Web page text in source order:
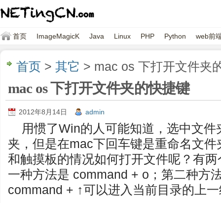
首页 ImageMagicK Java Linux PHP Python web前
首页 > 其它 > mac os 下打开文件夹
mac os 下打开文件夹的快捷键
2012年8月14日 admin
用惯了Win的人可能知道，选中文
夹，但是在mac下回车键是重命名文
和触摸板的情况如何打开文件呢？有
一种方法是 command + o；第二种方
command + ↑可以进入当前目录的上